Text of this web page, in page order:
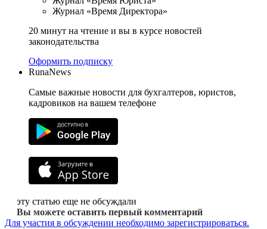
Журнал «Время Директора»
20 минут на чтение и вы в курсе новостей
законодательства
Оформить подписку
RunaNews
Самые важные новости для бухгалтеров, юристов,
кадровиков на вашем телефоне
эту статью еще не обсуждали
Вы можете оставить первый комментарий
Для участия в обсуждении необходимо зарегистрироваться.